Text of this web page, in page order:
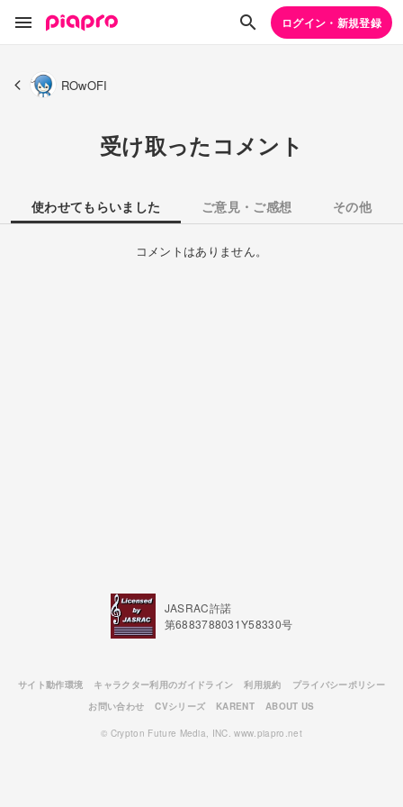
ログイン・新規登録
ROwOFI
受け取ったコメント
使わせてもらいました ご意見・ご感想 その他
コメントはありません。
JASRAC許諾
第6883788031Y58330号
サイト動作環境 キャラクター利用のガイドライン 利用規約
プライバシーポリシー
お問い合わせ
CVシリーズ KARENT ABOUT US
© Crypton Future Media, INC. www.piapro.net